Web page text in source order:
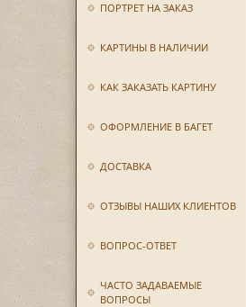
ПОРТРЕТ НА ЗАКАЗ
КАРТИНЫ В НАЛИЧИИ
КАК ЗАКАЗАТЬ КАРТИНУ
ОФОРМЛЕНИЕ В БАГЕТ
ДОСТАВКА
ОТЗЫВЫ НАШИХ КЛИЕНТОВ
ВОПРОС-ОТВЕТ
ЧАСТО ЗАДАВАЕМЫЕ
ВОПРОСЫ